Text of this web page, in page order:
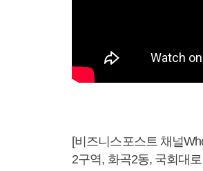
[비즈니스포스트 채널
2구역, 화곡2동, 국회대